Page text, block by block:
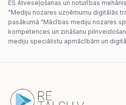
ES Atveseļošanas un noturības
"Mediju nozares uzņēmumu digitālās
pasākumā "Mācības mediju nozares
kompetences un zināšanu
mediju speciālistu apmācībām un